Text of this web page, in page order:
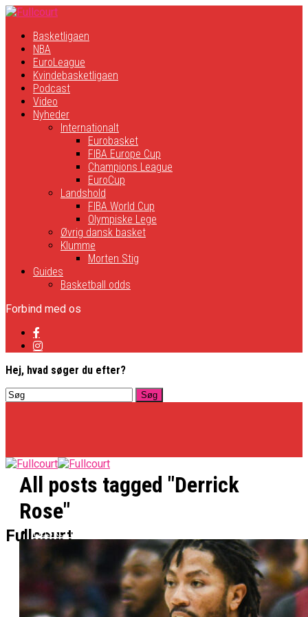
Basketligaen
NBA
EuroLeague
Kvindebasketligaen
Podcast
Video
Nyheder
Internationalt
Eurobasket
FIBA Europe Cup
Champions League
EuroCup
Landshold
FIBA World Cup
Olympiske Lege
Øvrig dansk basket
Klumme
Morten Stig
Guides
Basketball odds
Forbind med os
Hej, hvad søger du efter?
Fullcourt
Basketligaen
Officielt: Vejen Gafler Dansker Hos Rabbits
NBA
All posts tagged "Derrick
Rose"